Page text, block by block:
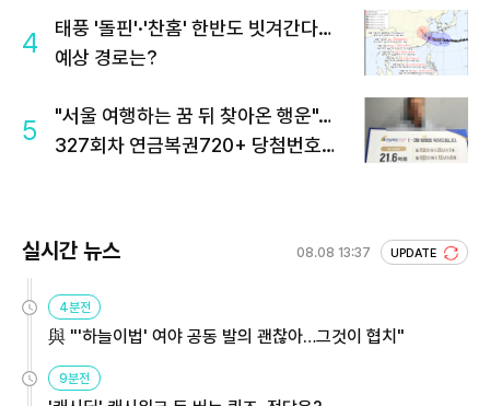
4
태풍 '돌핀'·'찬홈' 한반도 빗겨간다…
예상 경로는?
5
"서울 여행하는 꿈 뒤 찾아온 행운"…
327회차 연금복권720+ 당첨번호조
실시간 뉴스 08.08 13:37 UPDATE
4분전
與 "'하늘이법' 여야 공동 발의 괜찮아…그것이 협치"
9분전